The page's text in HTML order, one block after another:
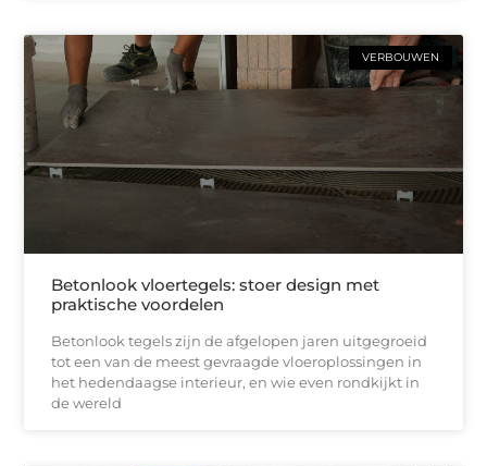
VERBOUWEN
Betonlook vloertegels: stoer design met
praktische voordelen
Betonlook tegels zijn de afgelopen jaren uitgegroeid
tot een van de meest gevraagde vloeroplossingen in
het hedendaagse interieur, en wie even rondkijkt in
de wereld